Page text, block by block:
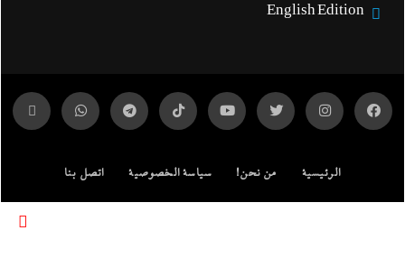
English Edition
الرئيسية من نحن! سياسة الخصوصية اتصل بنا